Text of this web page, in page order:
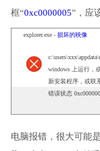
框“0xc0000005”，应
explorer.exe - 损坏的映像
windows 上运行，
新安装程序，或联
错误状态
电脑报错，很大可能